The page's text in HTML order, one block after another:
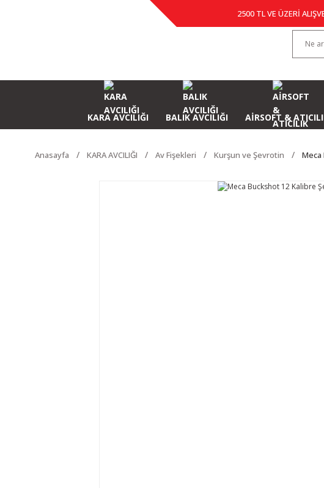
2500 TL VE ÜZERİ
KARA AVCILIĞI BALIK AVCILIĞI AİRSOFT &
Anasayfa KARA AVCILIĞI Av Fişekleri Kurşun ve Şevrotin Meca